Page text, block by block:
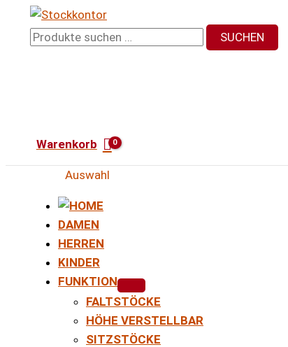
InhaltSuchen
SUCHEN
Warenkorb
Auswahl
DAMEN
HERREN
KINDER
FUNKTION
FALTSTÖCKE
HÖHE VERSTELLBAR
SITZSTÖCKE